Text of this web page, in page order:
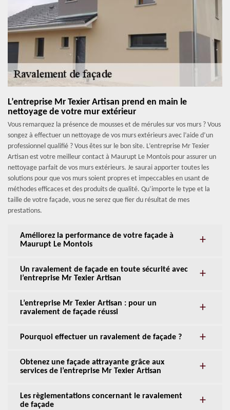
L’entreprise Mr Texier Artisan prend en main le
nettoyage de votre mur extérieur
Vous remarquez la présence de mousses et de mérules sur vos murs ? Vous
songez à effectuer un nettoyage de vos murs extérieurs avec l’aide d’un
professionnel qualifié ? Vous êtes sur le bon site. L’entreprise Mr Texier
Artisan est votre meilleur contact à Maurupt Le Montois pour assurer un
nettoyage parfait de vos murs extérieurs. Je saurai apporter toutes les
solutions pour que vos murs soient propres et impeccables en usant de
méthodes efficaces et des produits de qualité. Qu’importe le type et la
taille de votre façade, vous ne serez que fier du résultat de mes
prestations.
Améliorez la performance de votre façade à
Maurupt Le Montois
Un ravalement de façade en toute sécurité avec
l’entreprise Mr Texier Artisan
L’entreprise Mr Texier Artisan : pour un
ravalement de façade réussi
Pourquoi effectuer un ravalement de façade ?
Obtenez une façade attrayante grâce aux
services de l’entreprise Mr Texier Artisan
Les règlementations concernant le ravalement
de façade